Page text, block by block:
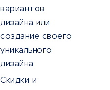
вариантов
дизайна или
создание своего
уникального
дизайна
Скидки и